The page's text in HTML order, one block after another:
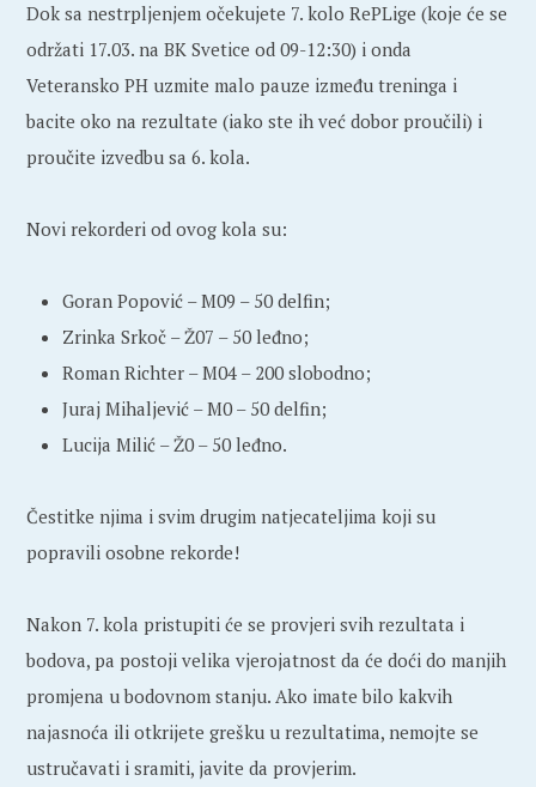
Dok sa nestrpljenjem očekujete 7. kolo RePLige (koje će se
održati 17.03. na BK Svetice od 09-12:30) i onda
Veteransko PH uzmite malo pauze između treninga i
bacite oko na rezultate (iako ste ih već dobor proučili) i
proučite izvedbu sa 6. kola.
Novi rekorderi od ovog kola su:
Goran Popović – M09 – 50 delfin;
Zrinka Srkoč – Ž07 – 50 leđno;
Roman Richter – M04 – 200 slobodno;
Juraj Mihaljević – M0 – 50 delfin;
Lucija Milić – Ž0 – 50 leđno.
Čestitke njima i svim drugim natjecateljima koji su
popravili osobne rekorde!
Nakon 7. kola pristupiti će se provjeri svih rezultata i
bodova, pa postoji velika vjerojatnost da će doći do manjih
promjena u bodovnom stanju. Ako imate bilo kakvih
najasnoća ili otkrijete grešku u rezultatima, nemojte se
ustručavati i sramiti, javite da provjerim.